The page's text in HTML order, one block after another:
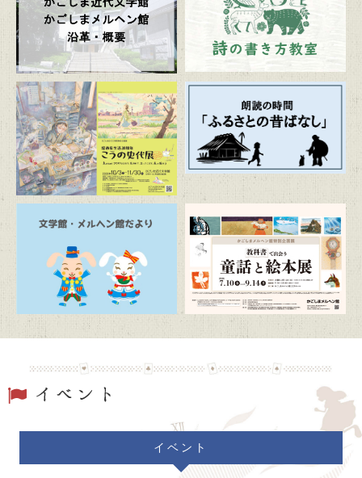
ゆれて、走ってこけて、長い道のり～かごしまスペ
シャルエディション～」
2026/07/20 トピックス
朗読の時間「ふるさとの昔ばなし」
2026/07/19 トピックス
駐車場および周辺道路混雑のお知らせ
2026/06/20 トピックス
「文学館・メルヘン館だより」(隔月発行)
2026/06/06 トピックス
かごしまメルヘン館特別企画展「教科書で出会う童
話と絵本展」（7/10～9/14）
トピックス
かごしま近代文学館 企画展「Let’s go to the
イベント